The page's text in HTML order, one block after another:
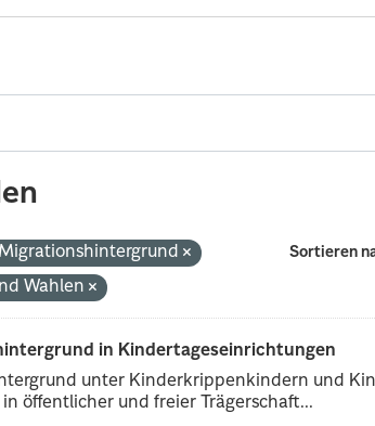
Sortieren
Migrationshintergrund
Wahlen
in Kindertageseinrichtungen
unter Kinderkrippenkindern und
öffentlicher und freier Trägerschaft...